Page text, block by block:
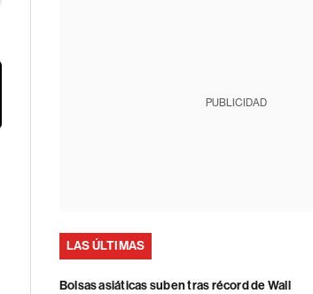
PUBLICIDAD
LAS ÚLTIMAS
Bolsas asiáticas suben tras récord de Wall